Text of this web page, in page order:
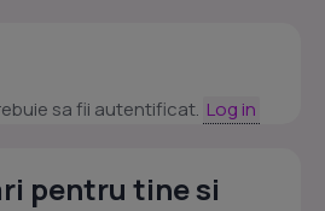
sa fii autentificat. Log in
pentru tine si